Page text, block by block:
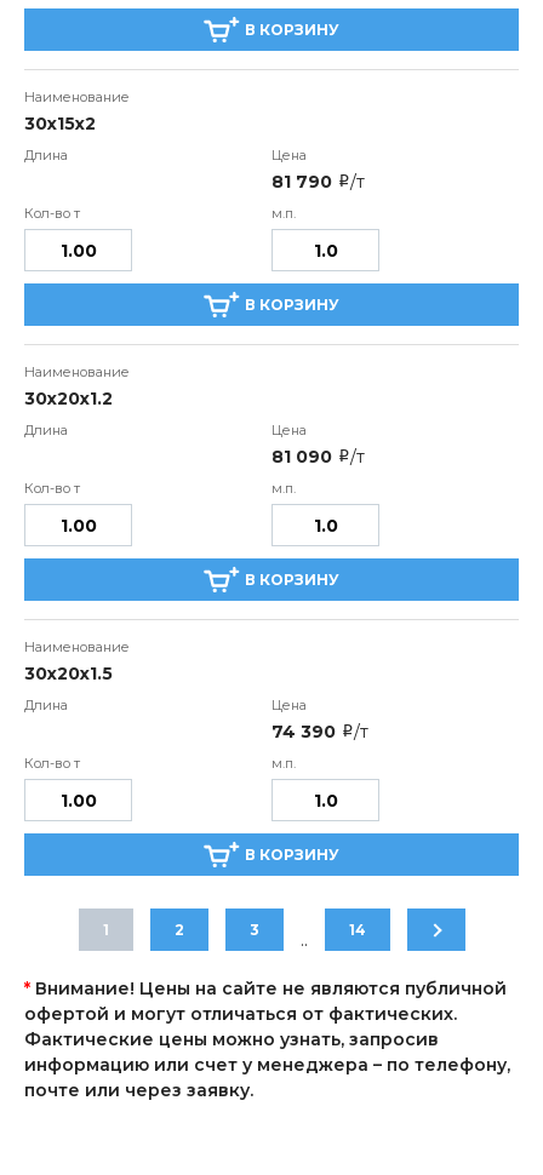
В КОРЗИНУ
30х15х2
81 790 i/т
В КОРЗИНУ
30х20х1.2
81 090 i/т
В КОРЗИНУ
30х20х1.5
74 390 i/т
В КОРЗИНУ
1 2 3 .. 14
* Внимание! Цены на сайте не являются публичной
офертой и могут отличаться от фактических.
Фактические цены можно узнать, запросив
информацию или счет у менеджера – по телефону,
почте или через заявку.